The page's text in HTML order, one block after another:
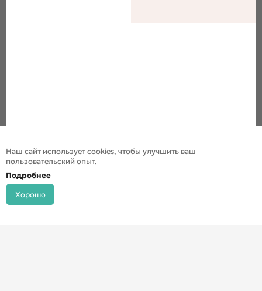
Наш сайт использует cookies, чтобы улучшить ваш
пользовательский опыт.
Подробнее
Хорошо